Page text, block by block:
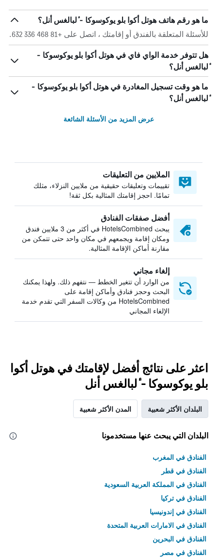
ما هو رقم هاتف هوتل أكوا بلو يوكوسوكا - ٔلبالغس أنل؟
للأسئلة المتعلقة بالفندق أو إقامتك ، اتصل على +81 468 336 632.
هل تتوفر خدمة الواي فاي في هوتل أكوا بلو يوكوسوكا -
ٔلبالغس أنل؟
ما هو وقت تسجيل المغادرة في هوتل أكوا بلو يوكوسوكا -
ٔلبالغس أنل؟
عرض المزيد من الأسئلة الشائعة
الملايين من التعليقات
تقييمات وتعليقات حقيقية من ملايين النزلاء، مثلك
تمامًا. احجز إقامتك المثالية بكل ثقة!
أفضل صفقات الفنادق
يبحث HotelsCombined في أكثر من 3 ملايين فندق
ومكان إقامة ويجمعهم في مكان واحد حتى تتمكن من
مقارنة أماكن الإقامة المثالية.
إلغاء مجاني
من الوارد أن تتغير الخطط — نتفهم ذلك. ولهذا يمكنك
البحث وحجز فنادق وأماكن إقامة على
HotelsCombined من وكالات السفر التي تقدم خدمة
الإلغاء المجاني
اعثر على نتائج أفضل لإقامتك في هوتل أكوا
بلو يوكوسوكا - ٔلبالغس أنل
البلدان الأكثر شعبية المدن الأكثر شعبية
البلدان التي يبحث عنها مستخدمونا
الفنادق في المغرب
الفنادق في قطر
الفنادق في المملكة العربية السعودية
الفنادق في تركيا
الفنادق في إندونيسيا
الفنادق في الامارات العربية المتحدة
الفنادق في البحرين
الفنادق في مصر